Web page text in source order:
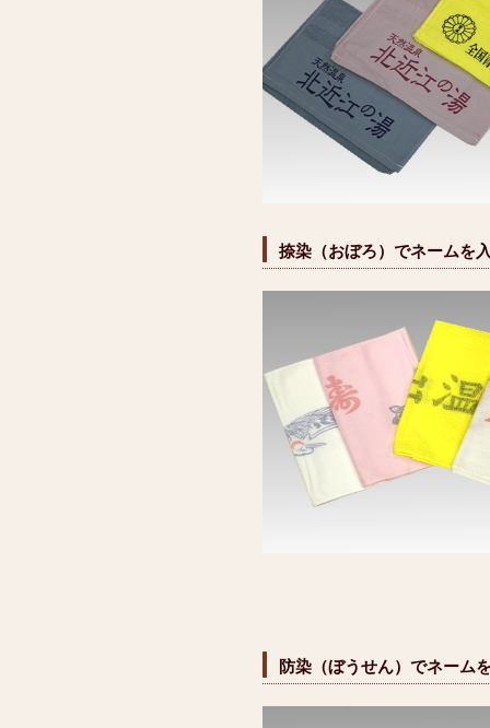
捺染（おぼろ）でネームを
防染（ぼうせん）でネーム